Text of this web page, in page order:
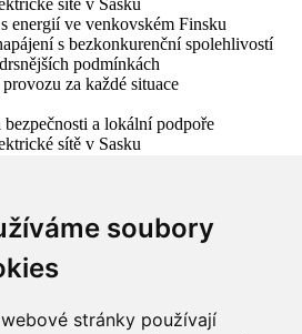
soubory
stránky používají
pomoci!